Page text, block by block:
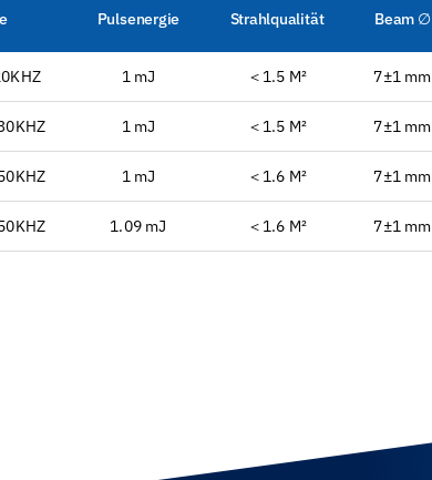
Pulsenergie Strahlqualität Beam ∅
1 mJ ＜1.5 M² 7±1 mm
1 mJ ＜1.5 M² 7±1 mm
1 mJ ＜1.6 M² 7±1 mm
1.09 mJ ＜1.6 M² 7±1 mm